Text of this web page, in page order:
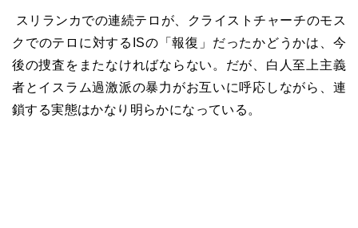
スリランカでの連続テロが、クライストチャーチのモス
クでのテロに対するISの「報復」だったかどうかは、今
後の捜査をまたなければならない。だが、白人至上主義
者とイスラム過激派の暴力がお互いに呼応しながら、連
鎖する実態はかなり明らかになっている。